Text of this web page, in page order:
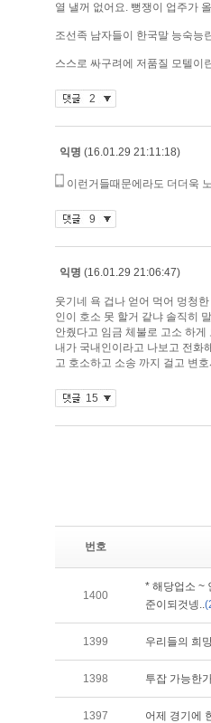
번호
1400
* 해당업소 ~
준이되것넹..
1399 우리들의 희
1398 투잡 가능한
1397 어제 경기에